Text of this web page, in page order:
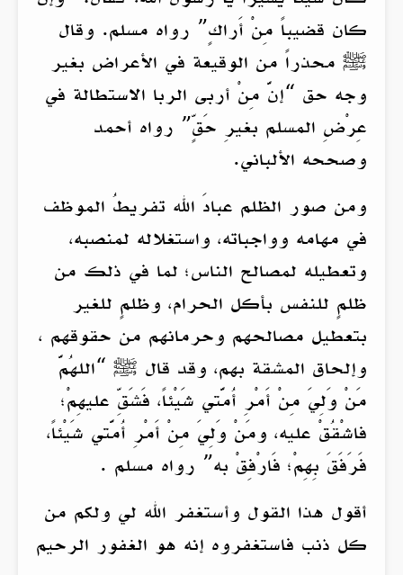
كان قضيباً مِنْ أَراكٍ” رواه مسلم. وقال
ﷺ محذراً من الوقيعة في الأعراض بغير
وجه حق “إنَّ مِنْ أربى الربا الاستطالة في
عِرْضِ المسلم بغيرِ حَقٍّ” رواه أحمد
وصححه الألباني.
ومن صور الظلم عبادَ الله تفريطُ الموظف
في مهامه وواجباته، واستغلاله لمنصبه،
وتعطيله لمصالح الناس؛ لما في ذلك من
ظلمٍ للنفس بأكل الحرام، وظلمٍ للغير
بتعطيل مصالحهم وحرمانهم من حقوقهم ،
وإلحاق المشقة بهم، وقد قال ﷺ “اللهُمَّ
مَنْ وَلِيَ مِنْ أَمْرِ أُمَّتي شَيْئاً، فَشَقِّ عليهِمْ؛
فاشْقُقْ عليه، ومَنْ وَلِيَ مِنْ أَمْرِ أُمَّتي شَيْئاً،
فَرَفَقَ بِهِمْ؛ فَارْفِقْ به” رواه مسلم .
أقول هذا القول وأستغفر الله لي ولكم من
كل ذنب فاستغفروه إنه هو الغفور الرحيم